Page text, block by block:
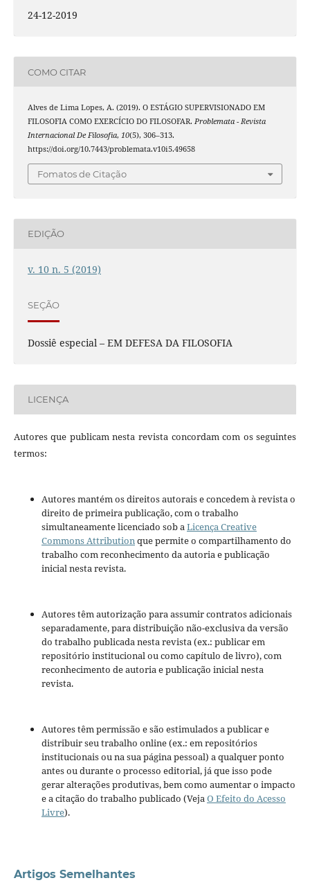
24-12-2019
COMO CITAR
Alves de Lima Lopes, A. (2019). O ESTÁGIO SUPERVISIONADO EM
FILOSOFIA COMO EXERCÍCIO DO FILOSOFAR. Problemata - Revista
Internacional De Filosofia, 10(5), 306–313.
https://doi.org/10.7443/problemata.v10i5.49658
Fomatos de Citação
EDIÇÃO
v. 10 n. 5 (2019)
SEÇÃO
Dossiê especial – EM DEFESA DA FILOSOFIA
LICENÇA
Autores que publicam nesta revista concordam com os seguintes
termos:
Autores mantém os direitos autorais e concedem à revista o
direito de primeira publicação, com o trabalho
simultaneamente licenciado sob aLicença Creative
Commons Attributionque permite o compartilhamento do
trabalho com reconhecimento da autoria e publicação
inicial nesta revista.
Autores têm autorização para assumir contratos adicionais
separadamente, para distribuição não-exclusiva da versão
do trabalho publicada nesta revista (ex.: publicar em
repositório institucional ou como capítulo de livro), com
reconhecimento de autoria e publicação inicial nesta
revista.
Autores têm permissão e são estimulados a publicar e
distribuir seu trabalho online (ex.: em repositórios
institucionais ou na sua página pessoal) a qualquer ponto
antes ou durante o processo editorial, já que isso pode
gerar alterações produtivas, bem como aumentar o impacto
e a citação do trabalho publicado (VejaO Efeito do Acesso
Livre).
Artigos Semelhantes